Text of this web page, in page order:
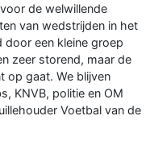
de welwillende
van wedstrijden in het
een kleine groep
zeer storend, maar de
op gaat. We blijven
KNVB, politie en OM
Voetbal van de